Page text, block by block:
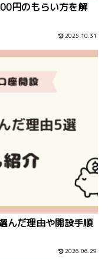
円のもらい方を解
2025.10.31
んだ理由や開設手順
2026.06.29